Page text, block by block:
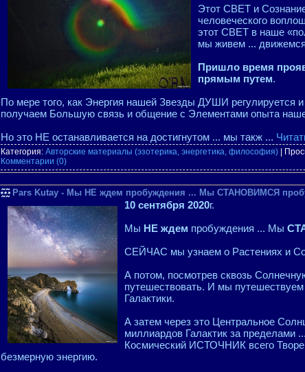
Этот СВЕТ и
человеческого
этот СВЕТ в наше
мы живем ...
Пришло время
прямым путем.
По мере того, как Энергия нашей Звезды ДУШИ регулируется
получаем Большую связь и общение с Элементами опыта
Но это НЕ останавливается на достигнутом ... мы такж ...
Категория: Авторские материалы (эзотерика, энергетика, философия) |
Комментарии (0)
Pars Kutay - Мы НЕ ждем пробуждения ... Мы СТАНОВИМСЯ
10 сентября 2020г.
Мы НЕ ждем пробуждения ... Мы
СЕЙЧАС мы узнаем о Растениях и
А потом, посмотрев сквозь
путешествовать. И мы
Галактики.
А затем через это Центральное
миллиардов Галактик за пределами
Космический ИСТОЧНИК всего
безмерную энергию.